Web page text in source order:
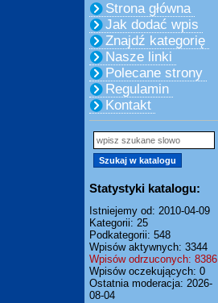
Strona główna
Jak dodać wpis
Znajdź kategorię
Nasze linki
Polecane strony
Regulamin
Kontakt
Statystyki katalogu:
Istniejemy od: 2010-04-09
Kategorii: 25
Podkategorii: 548
Wpisów aktywnych: 3344
Wpisów odrzuconych: 8386
Wpisów oczekujących: 0
Ostatnia moderacja: 2026-
08-04